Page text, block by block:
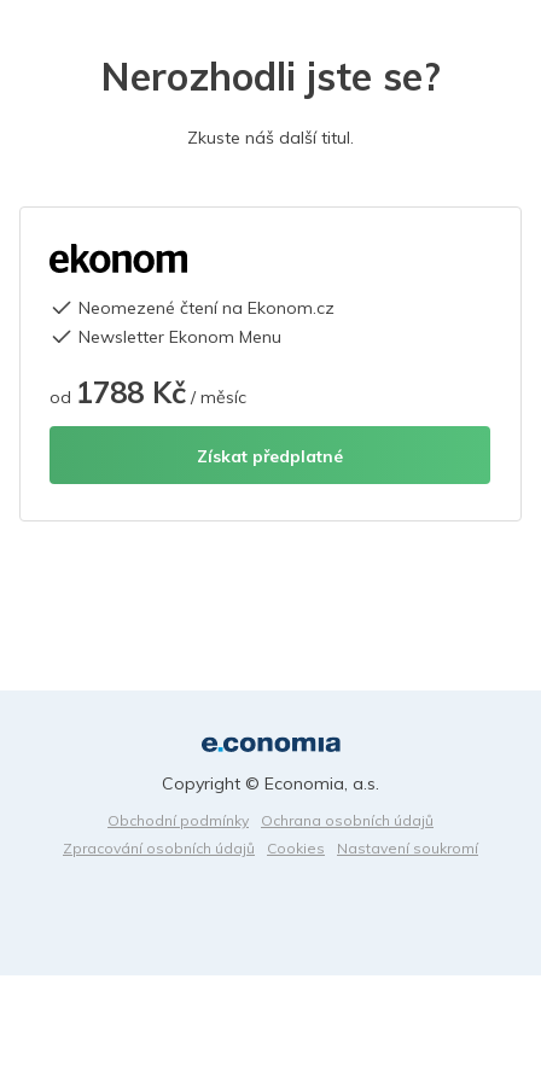
Nerozhodli jste se?
Zkuste náš další titul.
Neomezené čtení na Ekonom.cz
Newsletter Ekonom Menu
od 1788 Kč / měsíc
Získat předplatné
Obchodní podmínky
Ochrana osobních údajů
Zpracování osobních údajů
Cookies Nastavení soukromí
Copyright © Economia, a.s.